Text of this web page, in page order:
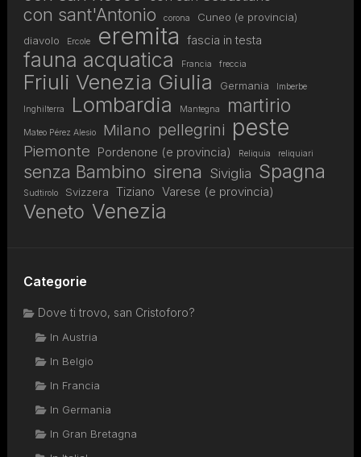
con sant'Antonio corona
Cuneo (e provincia)
diavolo
Ercole eremita fascia in testa
fauna acquatica Francia freccia
Friuli Venezia Giulia Germania Imberbe
Inghilterra Lombardia Mantegna martirio
Mateo Pérez Alesio Milano pellegrini peste
Piemonte Pordenone (e provincia) Reliquia reliquiari
senza Bambino sirena Siviglia Spagna
Sudtirolo Svizzera Tiziano Varese (e provincia)
Veneto Venezia
Categorie
Dove ti trovo, san Cristoforo?
In Austria
In Belgio
In Francia
In Germania
In Gran Bretagna